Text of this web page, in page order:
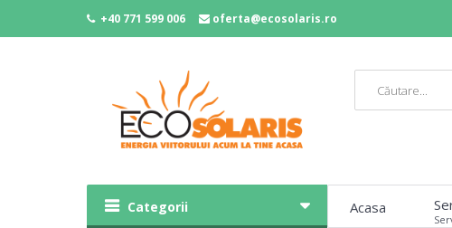
+40 771 599 006 oferta@ecosolaris.ro
Categorii Acasa